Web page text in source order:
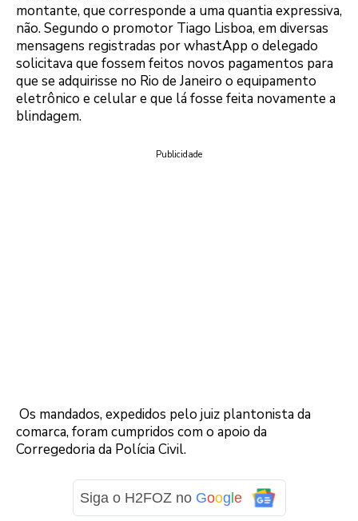
montante, que corresponde a uma quantia expressiva,
não. Segundo o promotor Tiago Lisboa, em diversas
mensagens registradas por whastApp o delegado
solicitava que fossem feitos novos pagamentos para
que se adquirisse no Rio de Janeiro o equipamento
eletrônico e celular e que lá fosse feita novamente a
blindagem.
Publicidade
Os mandados, expedidos pelo juiz plantonista da
comarca, foram cumpridos com o apoio da
Corregedoria da Polícia Civil.
Siga o H2FOZ no Google